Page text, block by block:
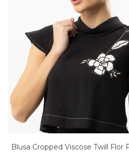
Blusa Cropped Viscose Twill Flor